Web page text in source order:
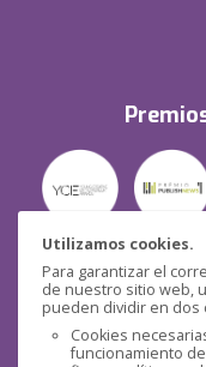
Utilizamos cookies.
Para garantizar el
de nuestro sitio web,
pueden dividir en dos
Cookies
funcionamiento